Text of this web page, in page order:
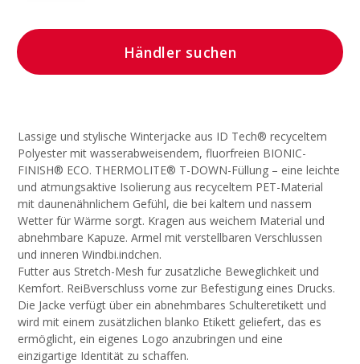
Händler suchen
Lassige und stylische Winterjacke aus ID Tech® recyceltem
Polyester mit wasserabweisendem, fluorfreien BIONIC-
FINISH® ECO. THERMOLITE® T-DOWN-Füllung – eine leichte
und atmungsaktive Isolierung aus recyceltem PET-Material
mit daunenähnlichem Gefühl, die bei kaltem und nassem
Wetter für Wärme sorgt. Kragen aus weichem Material und
abnehmbare Kapuze. Armel mit verstellbaren Verschlussen
und inneren Windbi.indchen.
Futter aus Stretch-Mesh fur zusatzliche Beweglichkeit und
Kemfort. ReiBverschluss vorne zur Befestigung eines Drucks.
Die Jacke verfügt über ein abnehmbares Schulteretikett und
wird mit einem zusätzlichen blanko Etikett geliefert, das es
ermöglicht, ein eigenes Logo anzubringen und eine
einzigartige Identität zu schaffen.